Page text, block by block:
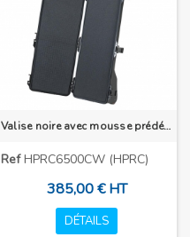
Valise noire avec mousse prédécoupée et roulettes
RefHPRC6500CW (HPRC)
385,00 € HT
DÉTAILS